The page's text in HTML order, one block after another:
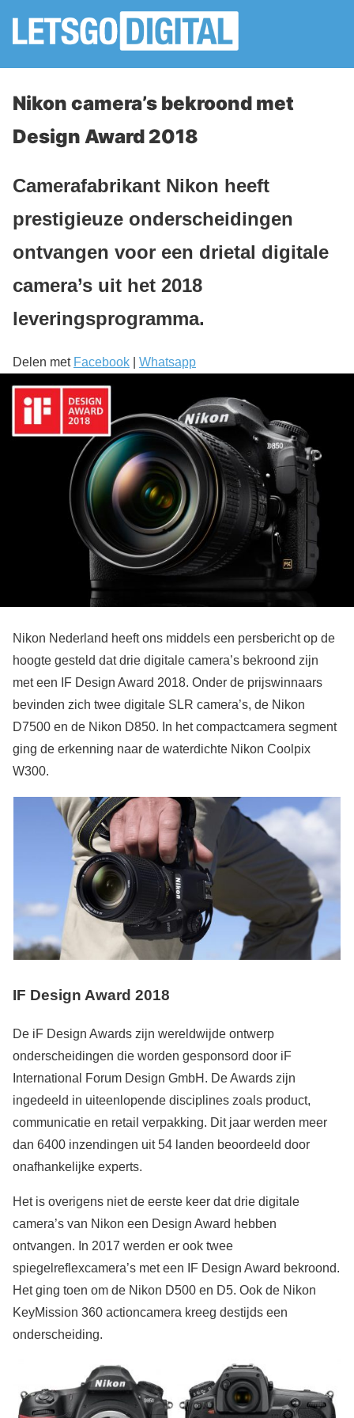
Nikon camera’s bekroond met
Design Award 2018
Camerafabrikant Nikon heeft
prestigieuze onderscheidingen
ontvangen voor een drietal digitale
camera’s uit het 2018
leveringsprogramma.
Delen met Facebook Whatsapp
Nikon Nederland heeft ons middels een persbericht op de
hoogte gesteld dat drie digitale camera’s bekroond zijn
met een IF Design Award 2018. Onder de prijswinnaars
bevinden zich twee digitale SLR camera’s, de Nikon
D7500 en de Nikon D850. In het compactcamera segment
ging de erkenning naar de waterdichte Nikon Coolpix
W300.
IF Design Award 2018
De iF Design Awards zijn wereldwijde ontwerp
onderscheidingen die worden gesponsord door iF
International Forum Design GmbH. De Awards zijn
ingedeeld in uiteenlopende disciplines zoals product,
communicatie en retail verpakking. Dit jaar werden meer
dan 6400 inzendingen uit 54 landen beoordeeld door
onafhankelijke experts.
Het is overigens niet de eerste keer dat drie digitale
camera’s van Nikon een Design Award hebben
ontvangen. In 2017 werden er ook twee
spiegelreflexcamera’s met een IF Design Award bekroond.
Het ging toen om de Nikon D500 en D5. Ook de Nikon
KeyMission 360 actioncamera kreeg destijds een
onderscheiding.